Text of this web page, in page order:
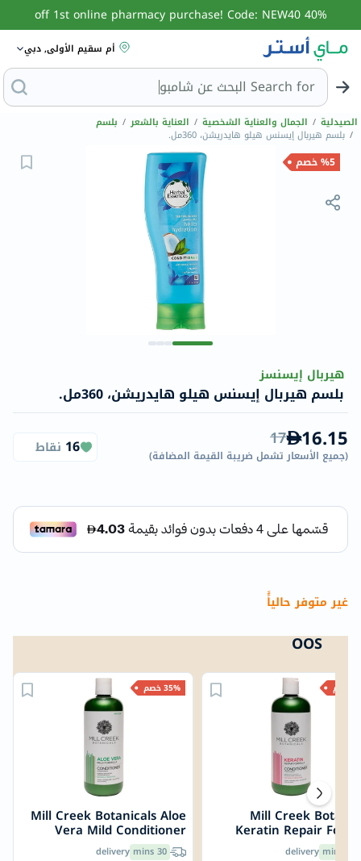
40% off 1st online pharmacy purchase! Code: NEW40
أم سقيم الأولى, دبي
Search for البحث عن شام
الصيدلية / الجمال والعناية الشخصية / العناية بالشعر / بلسم
/ بلسم هيربال إيسنس هيلو هايدريشن، 360مل.
%5 خصم
هيربال إيسنسز
بلسم هيربال إيسنس هيلو هايدريشن، 360مل.
16.15
17
(جميع الأسعار تشمل ضريبة القيمة المضافة)
16 نقاط
غير متوفر حالياًً
OOS
35% خصم
Mill Creek Botanicals Aloe
Vera Mild Conditioner
414ml
30 mins
delivery
Mill Creek
Keratin Repair
Conditioner
delivery